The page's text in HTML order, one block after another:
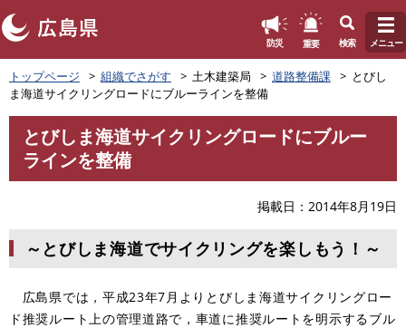
ペ
ー
ジ
の
で
防災 重要 検索 メニュー
トップページ 組織でさがす 土木建築局 道路整備課
とびし
ま海道サイクリングロードにブルーラインを整備
とびしま海道サイクリングロードにブルー
ラインを整備
掲載日 2014年8月19日
～とびしま海道でサイクリングを楽しもう！～
広島県では，平成23年7月よりとびしま海道サイクリングロー
ド推奨ルート上の管理道路で，車道に推奨ルートを明示するブル